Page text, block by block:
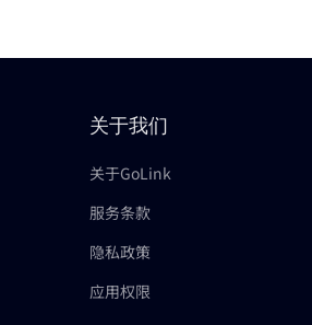
关于我们
关于GoLink
服务条款
隐私政策
应用权限